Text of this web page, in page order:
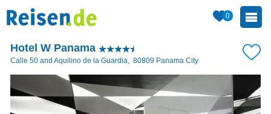
0
Hotel W Panama
Calle 50 and Aquilino de la Guardia, 80809 Panama City